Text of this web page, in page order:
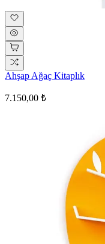
Ahşap Ağaç Kitaplık
7.150,00 ₺